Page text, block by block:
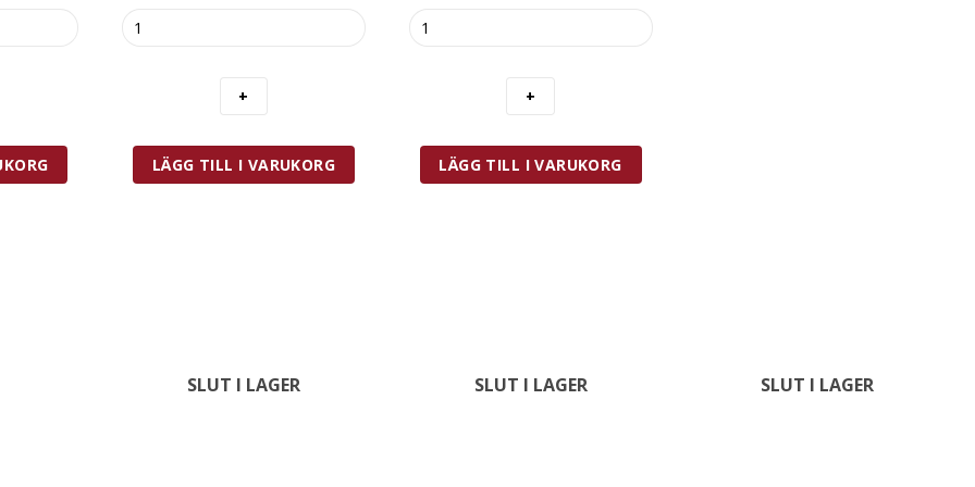
Exxent
LÄGG TILL I VARUKORG
Prepara
LÄGG TILL I VARUKORG
SLUT I LAGER SLUT I LAGER SLUT I LAGER